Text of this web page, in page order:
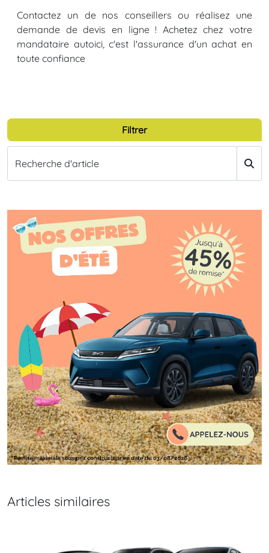
Filtrer
Recherche d'article
Articles similaires
Contactez un de nos conseillers ou réalisez une
demande de devis en ligne ! Achetez chez votre
mandataire autoici, c'est l'assurance d'un achat en
toute confiance